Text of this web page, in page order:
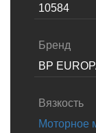
10584
Бренд
BP
Вязкость
Моторное